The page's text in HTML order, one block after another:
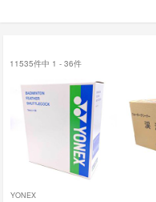
11535件中 1 - 36件
YONEX